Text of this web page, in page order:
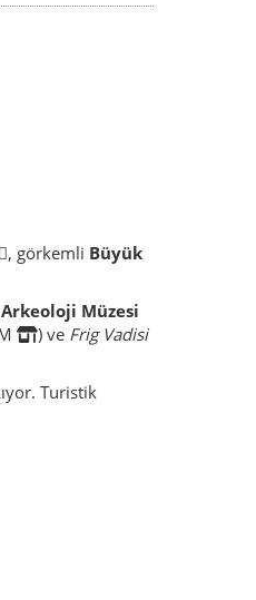
, görkemli Büyük
Arkeoloji Müzesi
) ve Frig Vadisi
Turistik